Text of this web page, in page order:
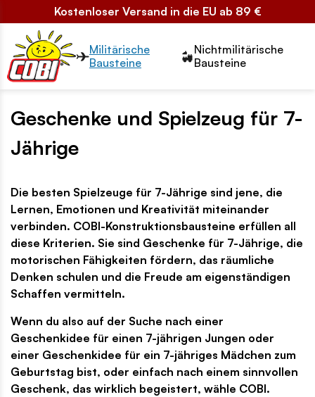
Kostenloser Versand in die EU ab 89 €
Przełącznik segmentów2
Militärische
Bausteine
Nichtmilitärische
Bausteine
Geschenke und Spielzeug für 7-
Jährige
Die besten Spielzeuge für 7-Jährige sind jene, die
Lernen, Emotionen und Kreativität miteinander
verbinden. COBI-Konstruktionsbausteine erfüllen all
diese Kriterien. Sie sind Geschenke für 7-Jährige, die
motorischen Fähigkeiten fördern, das räumliche
Denken schulen und die Freude am eigenständigen
Schaffen vermitteln.
Wenn du also auf der Suche nach einer
Geschenkidee für einen 7-jährigen Jungen oder
einer Geschenkidee für ein 7-jähriges Mädchen zum
Geburtstag bist, oder einfach nach einem sinnvollen
Geschenk, das wirklich begeistert, wähle COBI.